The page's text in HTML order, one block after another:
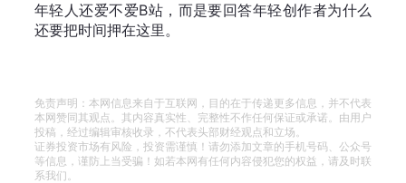
年轻人还爱不爱B站，而是要回答年轻创作者为什么
还要把时间押在这里。
免责声明：本网信息来自于互联网，目的在于传递更多信息，并不代表
本网赞同其观点。其内容真实性、完整性不作任何保证或承诺。由用户
投稿，经过编辑审核收录，不代表头部财经观点和立场。
证券投资市场有风险，投资需谨慎！请勿添加文章的手机号码、公众号
等信息，谨防上当受骗！如若本网有任何内容侵犯您的权益，请及时联
系我们。